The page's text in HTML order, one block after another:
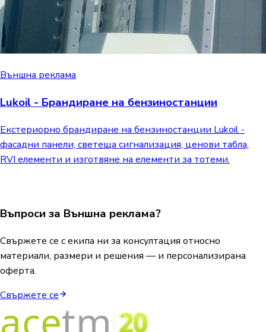
Външна реклама
Lukoil - Брандиране на бензиностанции
Екстериорно брандиране на бензиностанции Lukoil -
фасадни панели, светеща сигнализация, ценови табла,
RVI елементи и изготвяне на елементи за тотеми.
Въпроси за Външна реклама?
Свържете се с екипа ни за консултация относно
материали, размери и решения — и персонализирана
оферта.
Свържете се